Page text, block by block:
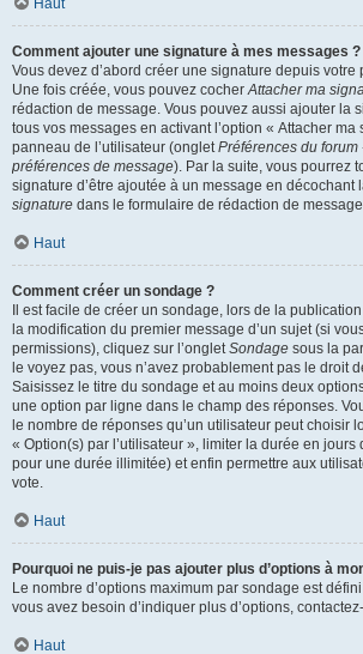
Haut
Comment ajouter une signature à mes messages ?
Vous devez d’abord créer une signature depuis votre
Une fois créée, vous pouvez cocherAttacher ma
rédaction de message. Vous pouvez aussi ajouter la
tous vos messages en activant l’option « Attacher ma
panneau de l’utilisateur (ongletPréférences du forum
préférences de message). Par la suite, vous pourrez
signature d’être ajoutée à un message en décochant
signature dans le formulaire de rédaction de
Haut
Comment créer un sondage ?
Il est facile de créer un sondage, lors de la
la modification du premier message d’un sujet (si
permissions), cliquez sur l’ongletSondage sous la
le voyez pas, vous n’avez probablement pas le droit
Saisissez le titre du sondage et au moins deux
une option par ligne dans le champ des réponses.
le nombre de réponses qu’un utilisateur peut choisir
« Option(s) par l’utilisateur », limiter la durée en jours
pour une durée illimitée) et enfin permettre aux
vote.
Haut
Pourquoi ne puis-je pas ajouter plus d’options à
Le nombre d’options maximum par sondage est
vous avez besoin d’indiquer plus d’options,
Haut